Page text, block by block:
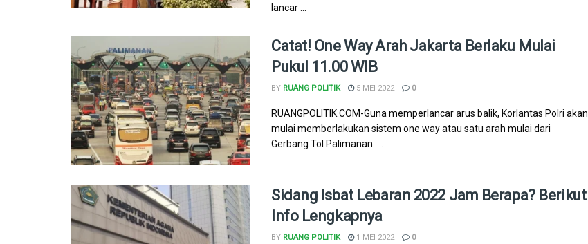
lancar ...
Catat! One Way Arah Jakarta Berlaku Mulai
Pukul 11.00 WIB
BY RUANG POLITIK 5 MEI 2022 0
RUANGPOLITIK.COM-Guna memperlancar arus balik, Korlantas Polri akan
mulai memberlakukan sistem one way atau satu arah mulai dari
Gerbang Tol Palimanan. ...
Sidang Isbat Lebaran 2022 Jam Berapa? Berikut
Info Lengkapnya
BY RUANG POLITIK 1 MEI 2022 0